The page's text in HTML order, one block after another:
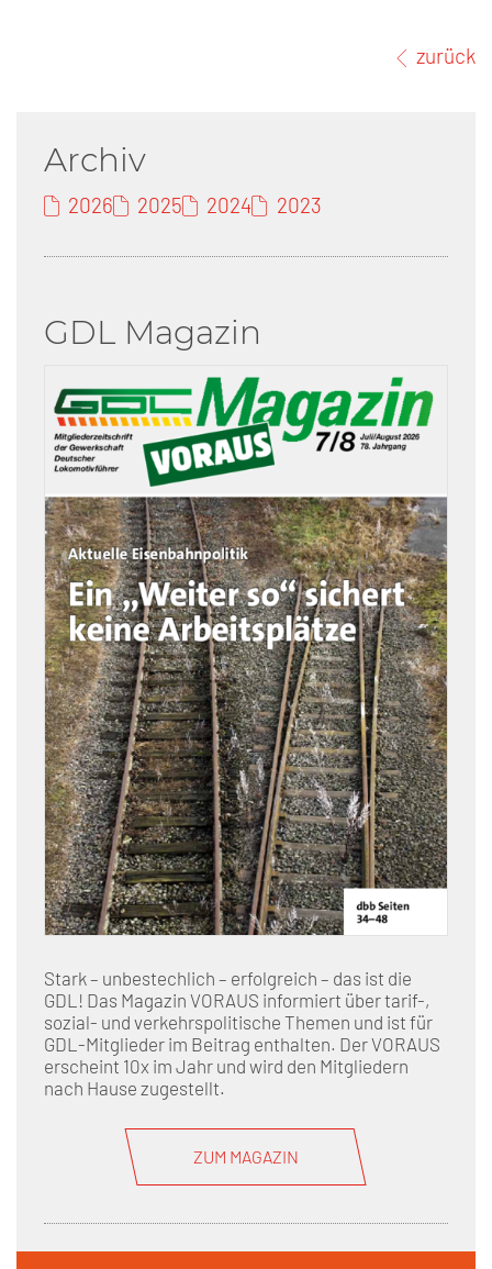
zurück
Archiv
2026 2025 2024 2023
GDL Magazin
Stark – unbestechlich – erfolgreich – das ist die
GDL! Das Magazin VORAUS informiert über tarif-,
sozial- und verkehrspolitische Themen und ist für
GDL-Mitglieder im Beitrag enthalten. Der VORAUS
erscheint 10x im Jahr und wird den Mitgliedern
nach Hause zugestellt.
ZUM MAGAZIN